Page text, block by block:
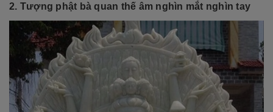
2. Tượng phật bà quan thế âm nghìn mắt nghìn tay